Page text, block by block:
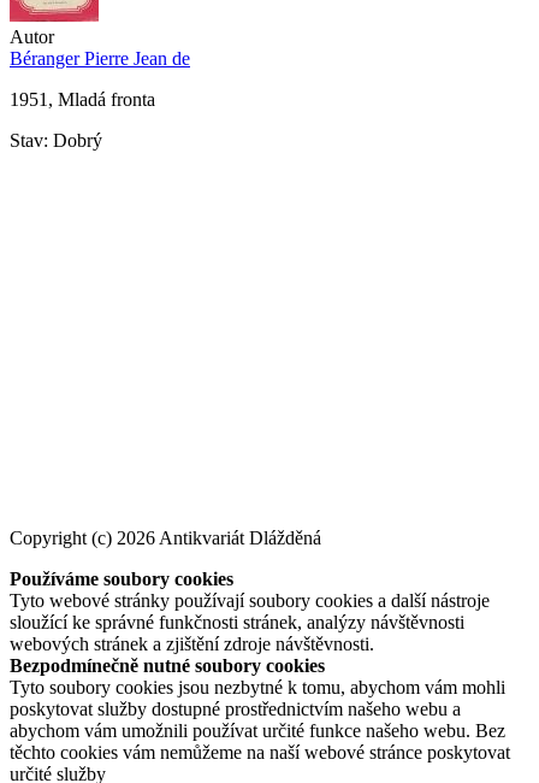
Autor
Béranger Pierre Jean de
1951, Mladá fronta
Stav: Dobrý
Copyright (c) 2026 Antikvariát Dlážděná
Používáme soubory cookies
Tyto webové stránky používají soubory cookies a další nástroje
sloužící ke správné funkčnosti stránek, analýzy návštěvnosti
webových stránek a zjištění zdroje návštěvnosti.
Bezpodmínečně nutné soubory cookies
Tyto soubory cookies jsou nezbytné k tomu, abychom vám mohli
poskytovat služby dostupné prostřednictvím našeho webu a
abychom vám umožnili používat určité funkce našeho webu. Bez
těchto cookies vám nemůžeme na naší webové stránce poskytovat
určité služby